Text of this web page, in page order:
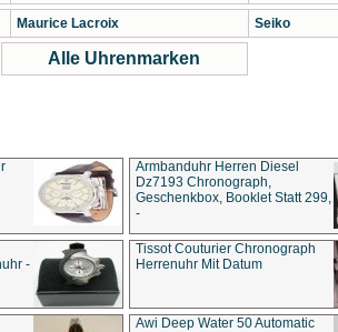
Maurice Lacroix Seiko
Alle Uhrenmarken
Armbanduhr Herren Diesel
Dz7193 Chro­no­graph,
Geschenkbox, Booklet Statt 299,
-
-
Tissot Couturier Chronograph
Herrenuhr Mit Datum
Awi Deep Water 50 Automatic